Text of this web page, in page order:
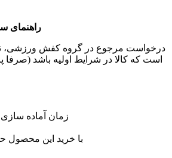
راهنمای
درخواست مرجوع در گروه کفش ورزشی،
است که کالا در شرایط اولیه باشد (صرفا
زمان آماده
با خرید این محصول